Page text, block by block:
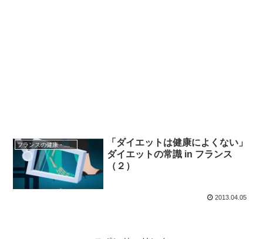
フランスの健康・医療
「ダイエットは健康によくない」
ダイエットの常識 in フランス
（２）
2013.04.05